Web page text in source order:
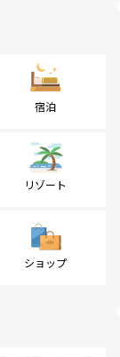
宿泊
リゾート
ショップ